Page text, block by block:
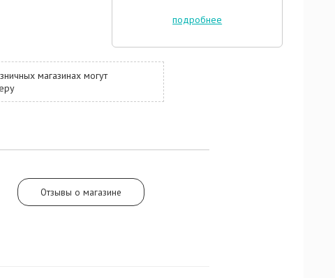
также
подробнее
магазинах могут
Отзывы о магазине